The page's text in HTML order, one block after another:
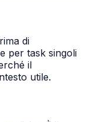
di
per task singoli
il
utile.